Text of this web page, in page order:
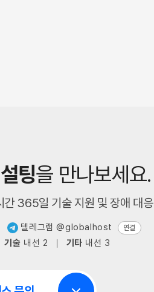
팅을 만나보세요.
365일 기술 지원 및 장애 대응
텔레그램 @globalhost 연결
기술 내선 2 기타 내선 3